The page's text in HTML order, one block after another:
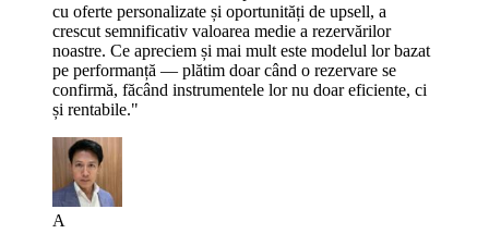
cu oferte personalizate și oportunități de upsell, a
crescut semnificativ valoarea medie a rezervărilor
noastre. Ce apreciem și mai mult este modelul lor bazat
pe performanță — plătim doar când o rezervare se
confirmă, făcând instrumentele lor nu doar eficiente, ci
și rentabile."
A